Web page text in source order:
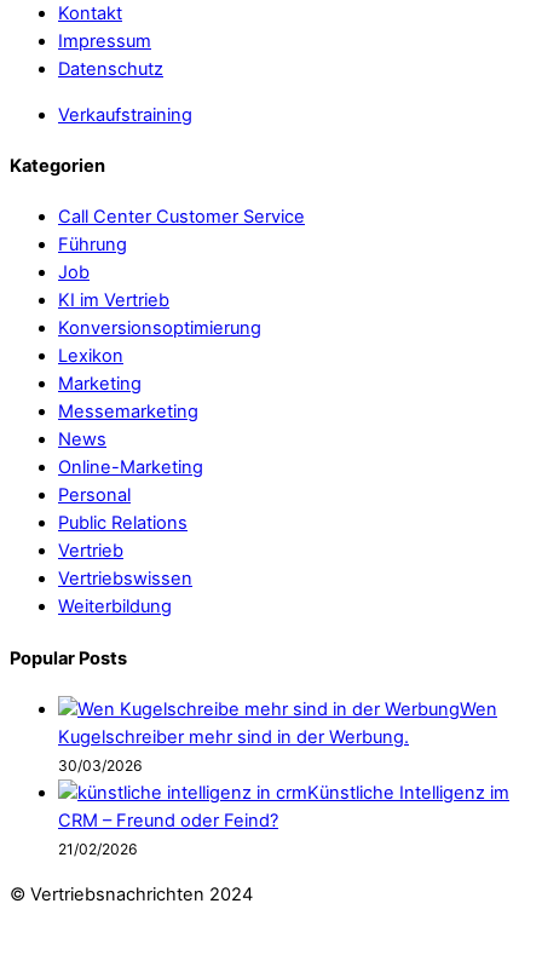
Kontakt
Impressum
Datenschutz
Verkaufstraining
Kategorien
Call Center Customer Service
Führung
Job
KI im Vertrieb
Konversionsoptimierung
Lexikon
Marketing
Messemarketing
News
Online-Marketing
Personal
Public Relations
Vertrieb
Vertriebswissen
Weiterbildung
Popular Posts
Wen
Kugelschreiber mehr sind in der Werbung.
30/03/2026
Künstliche Intelligenz im
CRM – Freund oder Feind?
21/02/2026
© Vertriebsnachrichten 2024